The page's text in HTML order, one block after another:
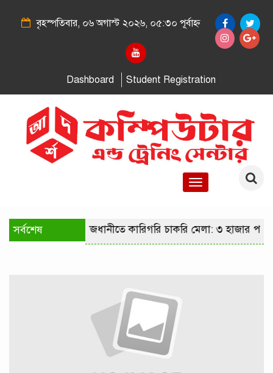
বৃহস্পতিবার, ০৬ অগাস্ট ২০২৬, ০৫:৩০ পূর্বাহ্ন
Dashboard Student Registration
Toggle
সর্বশেষ রাজধানীতে কারিগরি চাকরি মেলা: ৩ হাজার